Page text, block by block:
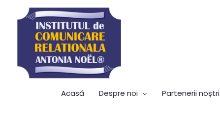
Acasă Despre noi Partenerii noștri